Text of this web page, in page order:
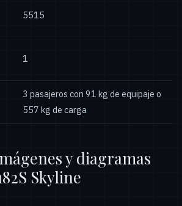
5515
1
3 pasajeros con 91 kg de equipaje o
557 kg de carga
y diagramas
Skyline